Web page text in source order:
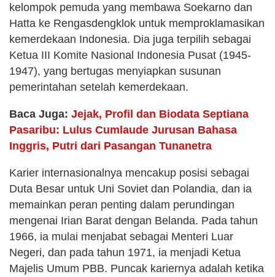
kelompok pemuda yang membawa Soekarno dan
Hatta ke Rengasdengklok untuk memproklamasikan
kemerdekaan Indonesia. Dia juga terpilih sebagai
Ketua III Komite Nasional Indonesia Pusat (1945-
1947), yang bertugas menyiapkan susunan
pemerintahan setelah kemerdekaan​​.
Baca Juga: Jejak, Profil dan Biodata Septiana
Pasaribu: Lulus Cumlaude Jurusan Bahasa
Inggris, Putri dari Pasangan Tunanetra
Karier internasionalnya mencakup posisi sebagai
Duta Besar untuk Uni Soviet dan Polandia, dan ia
memainkan peran penting dalam perundingan
mengenai Irian Barat dengan Belanda. Pada tahun
1966, ia mulai menjabat sebagai Menteri Luar
Negeri, dan pada tahun 1971, ia menjadi Ketua
Majelis Umum PBB. Puncak kariernya adalah ketika